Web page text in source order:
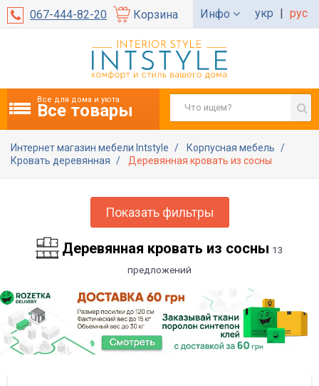
067-444-82-20 Корзина Инфо укр | рус
Все для дома и уюта
Все товары
Интернет магазин мебели Intstyle
Корпусная мебель
Кровать деревянная
Деревянная кровать из сосны
Показать фильтры
Деревянная кровать из сосны 13
предложений